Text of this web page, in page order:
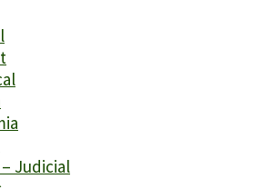
Judicial